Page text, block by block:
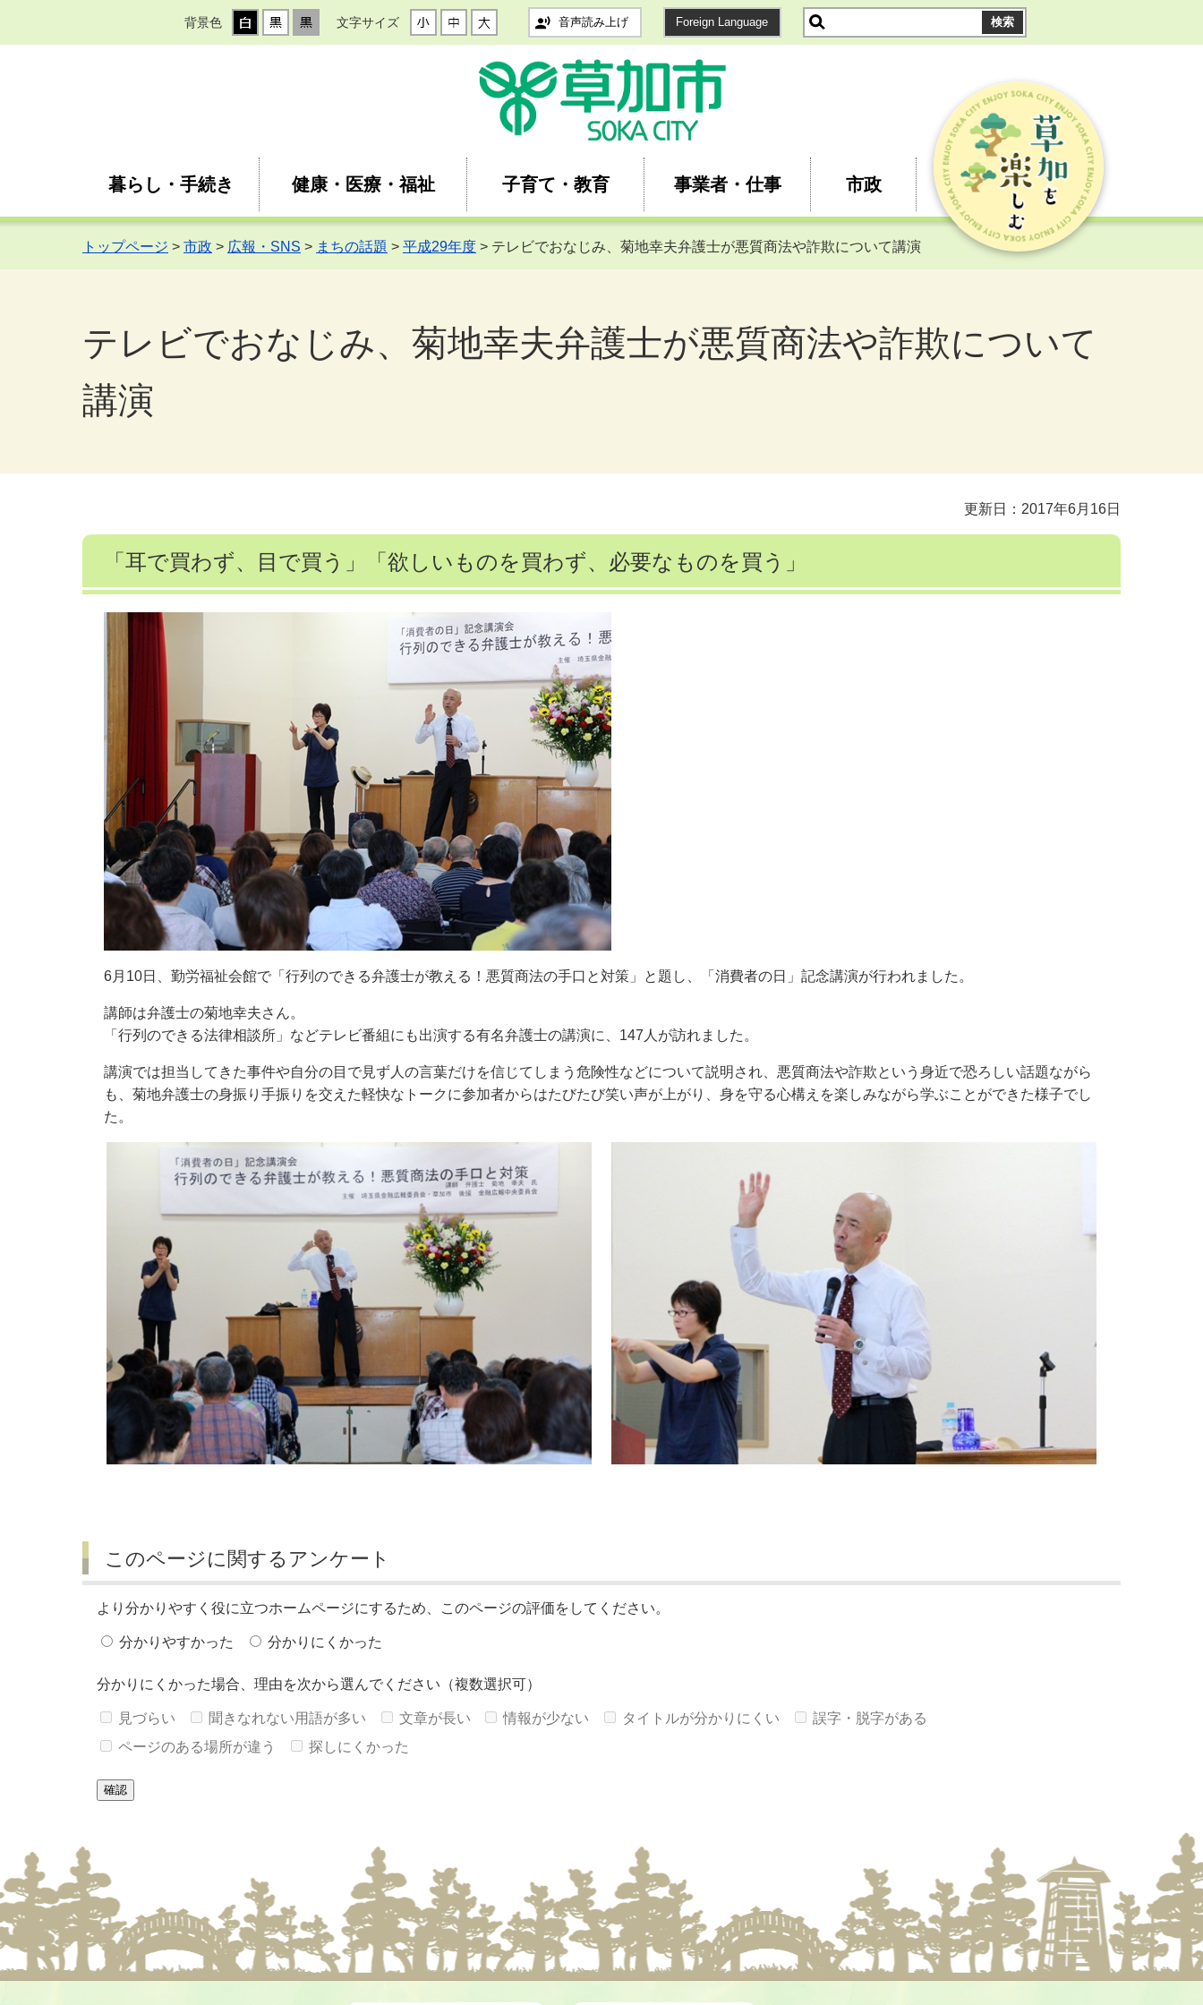
背景色 文字サイズ 音声読み上げ Foreign Language
暮らし・手続き 健康・医療・福祉 子育て・教育 事業者・仕事 市政
トップページ > 市政 > 広報・SNS > まちの話題 > 平成29年度 > テレビでおなじみ、菊地幸夫弁護士が悪質商法や詐欺について講演
テレビでおなじみ、菊地幸夫弁護士が悪質商法や詐欺について
講演
更新日：2017年6月16日
「耳で買わず、目で買う」「欲しいものを買わず、必要なものを買う」
6月10日、勤労福祉会館で「行列のできる弁護士が教える！悪質商法の手口と対策」と題し、「消費者の日」記念講演が行われました。
講師は弁護士の菊地幸夫さん。
「行列のできる法律相談所」などテレビ番組にも出演する有名弁護士の講演に、147人が訪れました。
講演では担当してきた事件や自分の目で見ず人の言葉だけを信じてしまう危険性などについて説明され、悪質商法や詐欺という身近で恐ろしい話題ながら
も、菊地弁護士の身振り手振りを交えた軽快なトークに参加者からはたびたび笑い声が上がり、身を守る心構えを楽しみながら学ぶことができた様子でし
た。
このページに関するアンケート
より分かりやすく役に立つホームページにするため、このページの評価をしてください。
分かりやすかった 分かりにくかった
分かりにくかった場合、理由を次から選んでください（複数選択可）
見づらい 聞きなれない用語が多い 文章が長い 情報が少ない タイトルが分かりにくい
誤字・脱字がある
ページのある場所が違う
探しにくかった